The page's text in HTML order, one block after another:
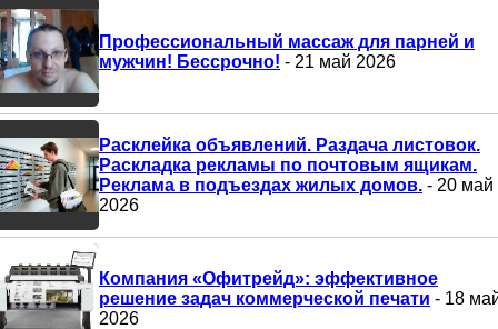
Профессиональный массаж для парней и
мужчин! Бессрочно! - 21 май 2026
Расклейка объявлений. Раздача листовок.
Раскладка рекламы по почтовым ящикам.
Реклама в подъездах жилых домов. - 20 май
2026
Компания «Офитрейд»: эффективное
решение задач коммерческой печати - 18
2026